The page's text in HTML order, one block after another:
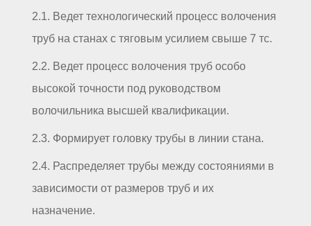
2.1. Ведет технологический процесс волочения
труб на станах с тяговым усилием свыше 7 тс.
2.2. Ведет процесс волочения труб особо
высокой точности под руководством
волочильника высшей квалификации.
2.3. Формирует головку трубы в линии стана.
2.4. Распределяет трубы между состояниями в
зависимости от размеров труб и их
назначение.